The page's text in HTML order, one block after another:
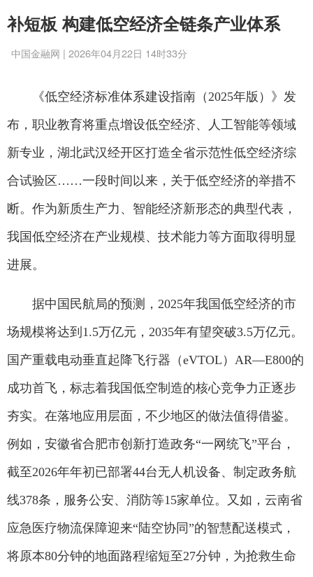
补短板 构建低空经济全链条产业体系
中国金融网 | 2026年04月22日 14时33分
《低空经济标准体系建设指南（2025年版）》发
布，职业教育将重点增设低空经济、人工智能等领域
新专业，湖北武汉经开区打造全省示范性低空经济综
合试验区……一段时间以来，关于低空经济的举措不
断。作为新质生产力、智能经济新形态的典型代表，
我国低空经济在产业规模、技术能力等方面取得明显
进展。
据中国民航局的预测，2025年我国低空经济的市
场规模将达到1.5万亿元，2035年有望突破3.5万亿元。
国产重载电动垂直起降飞行器（eVTOL）AR—E800的
成功首飞，标志着我国低空制造的核心竞争力正逐步
夯实。在落地应用层面，不少地区的做法值得借鉴。
例如，安徽省合肥市创新打造政务“一网统飞”平台，
截至2026年年初已部署44台无人机设备、制定政务航
线378条，服务公安、消防等15家单位。又如，云南省
应急医疗物流保障迎来“陆空协同”的智慧配送模式，
将原本80分钟的地面路程缩短至27分钟，为抢救生命